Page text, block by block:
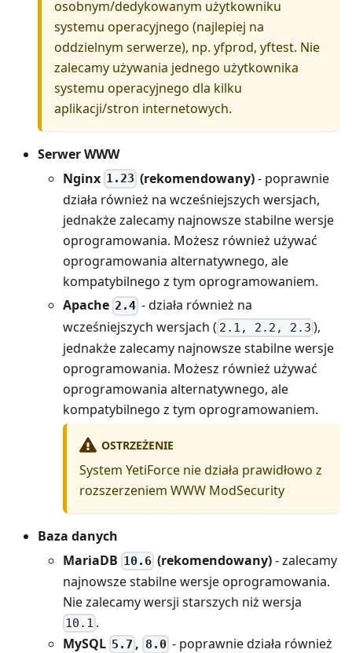
osobnym/dedykowanym użytkowniku
systemu operacyjnego (najlepiej na
oddzielnym serwerze), np. yfprod, yftest. Nie
zalecamy używania jednego użytkownika
systemu operacyjnego dla kilku
aplikacji/stron internetowych.
Serwer WWW
Nginx 1.23 (rekomendowany)- poprawnie
działa również na wcześniejszych wersjach,
jednakże zalecamy najnowsze stabilne wersje
oprogramowania. Możesz również używać
oprogramowania alternatywnego, ale
kompatybilnego z tym oprogramowaniem.
Apache 2.4 - działa również na
wcześniejszych wersjach ( 2.1, 2.2, 2.3 ),
jednakże zalecamy najnowsze stabilne wersje
oprogramowania. Możesz również używać
oprogramowania alternatywnego, ale
kompatybilnego z tym oprogramowaniem.
OSTRZEŻENIE
System YetiForce nie działa prawidłowo z
rozszerzeniem WWW ModSecurity
Baza danych
MariaDB 10.6 (rekomendowany)- zalecamy
najnowsze stabilne wersje oprogramowania.
Nie zalecamy wersji starszych niż wersja
10.1 .
MySQL 5.7 , 8.0- poprawnie działa również